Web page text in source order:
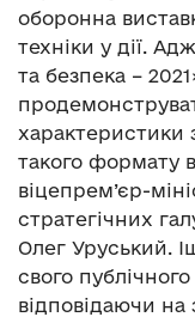
оборонна
техніки у дії.
та безпека –
характеристики
такого формату
віцепрем’єр-
стратегічних
Олег Уруський.
свого
відповідаючи на